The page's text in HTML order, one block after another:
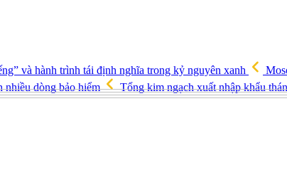
và hành trình tái định nghĩa trong kỷ nguyên xanh
nhiều dòng bảo hiểm
Tổng kim ngạch xuất nhập khẩu